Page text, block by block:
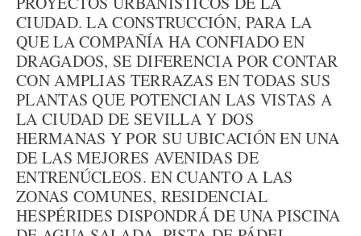
CIUDAD. LA CONSTRUCCIÓN, PARA LA
QUE LA COMPAÑÍA HA CONFIADO EN
DRAGADOS, SE DIFERENCIA POR CONTAR
CON AMPLIAS TERRAZAS EN TODAS SUS
PLANTAS QUE POTENCIAN LAS VISTAS A
LA CIUDAD DE SEVILLA Y DOS
HERMANAS Y POR SU UBICACIÓN EN UNA
DE LAS MEJORES AVENIDAS DE
ENTRENÚCLEOS. EN CUANTO A LAS
ZONAS COMUNES, RESIDENCIAL
HESPÉRIDES DISPONDRÁ DE UNA PISCINA